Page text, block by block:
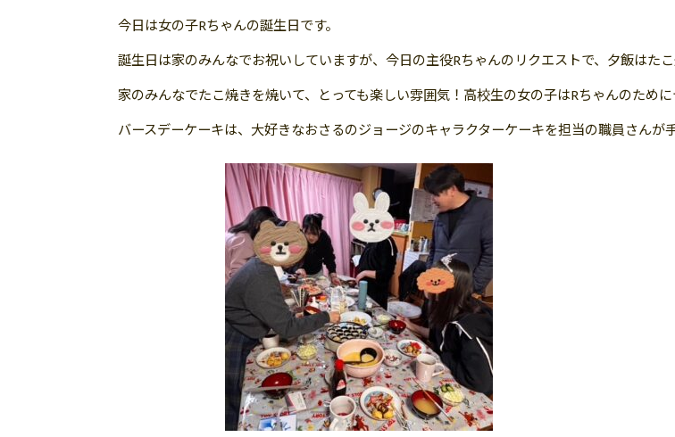
今日は女の子Rちゃんの誕生日です。
誕生日は家のみんなでお祝いしていますが、今日の主役Rちゃんのリクエストで、夕飯はたこ
家のみんなでたこ焼きを焼いて、とっても楽しい雰囲気！高校生の女の子はRちゃんのため
バースデーケーキは、大好きなおさるのジョージのキャラクターケーキを担当の職員さんが